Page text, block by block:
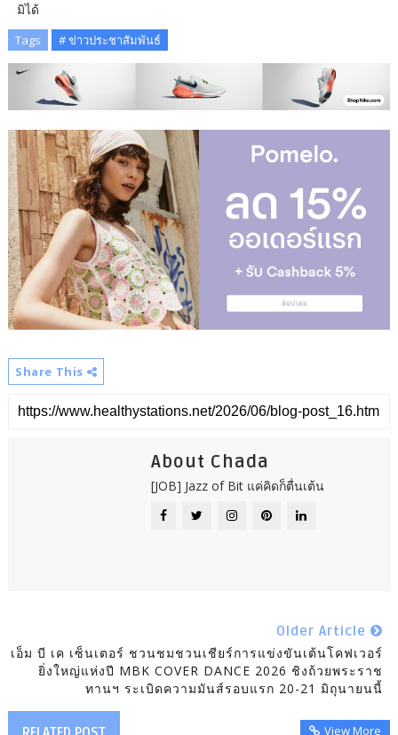
มิได้
Tags # ข่าวประชาสัมพันธ์
Share This
About Chada
[JOB] Jazz of Bit แค่คิดก็ตื่นเต้น
Older Article
เอ็ม บี เค เซ็นเตอร์ ชวนชมชวนเชียร์การแข่งขันเต้นโคฟเวอร์
ยิ่งใหญ่แห่งปี MBK COVER DANCE 2026 ชิงถ้วยพระราช
ทานฯ ระเบิดความมันส์รอบแรก 20-21 มิถุนายนนี้
View More